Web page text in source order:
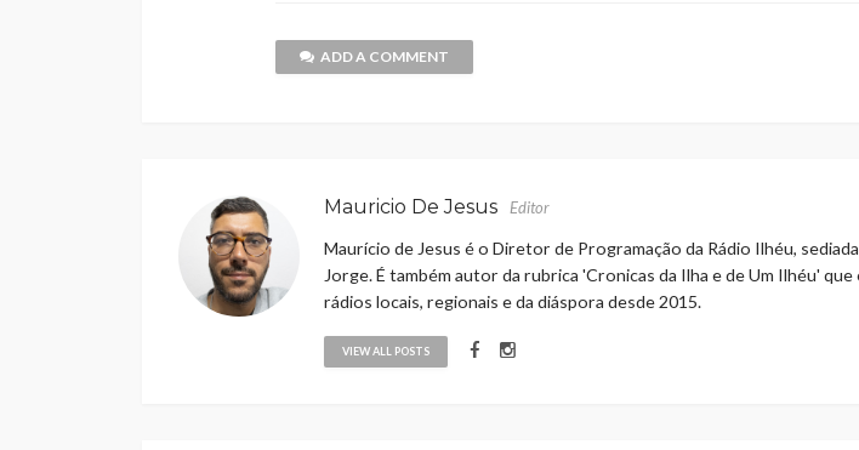
ADD A COMMENT
Mauricio De Jesus Editor
Maurício de Jesus é o Diretor de Programação da Rádio Ilhéu,
Jorge. É também autor da rubrica 'Cronicas da Ilha e de Um Ilhéu' que
rádios locais, regionais e da diáspora desde 2015.
VIEW ALL POSTS